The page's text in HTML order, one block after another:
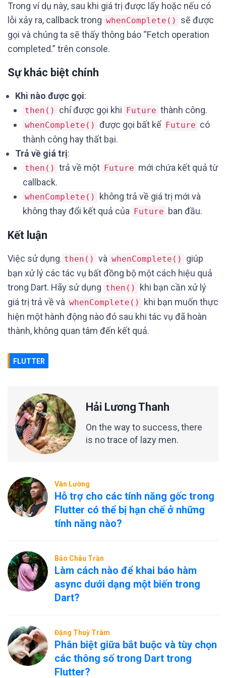
Trong ví dụ này, sau khi giá trị được lấy hoặc nếu có
lỗi xảy ra, callback trong whenComplete()
sẽ được
gọi và chúng ta sẽ thấy thông báo “Fetch operation
completed.” trên console.
Sự khác biệt chính
Khi nào được gọi:
then() chỉ được gọi khi Future thành công.
whenComplete() được gọi bất kể Future có
thành công hay thất bại.
Trả về giá trị:
then() trả về một Future mới chứa kết quả từ
callback.
whenComplete()
không trả về giá trị mới và
không thay đổi kết quả của Future ban đầu.
Kết luận
Việc sử dụng then() và whenComplete()
giúp
bạn xử lý các tác vụ bất đồng bộ một cách hiệu quả
trong Dart. Hãy sử dụng then()
khi bạn cần xử lý
giá trị trả về và whenComplete()
khi bạn muốn thực
hiện một hành động nào đó sau khi tác vụ đã hoàn
thành, không quan tâm đến kết quả.
FLUTTER
Hải Lương Thanh
On the way to success, there
is no trace of lazy men.
Vân Lường
Hỗ trợ cho các tính năng gốc trong
Flutter có thể bị hạn chế ở những
tính năng nào?
Bảo Châu Trần
Làm cách nào để khai báo hàm
async dưới dạng một biến trong
Dart?
Đặng Thuỳ Trâm
Phân biệt giữa bắt buộc và tùy chọn
các thông số trong Dart trong
Flutter?